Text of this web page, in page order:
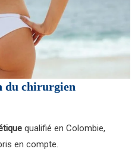
du chirurgien
qualifié en Colombie,
en compte.